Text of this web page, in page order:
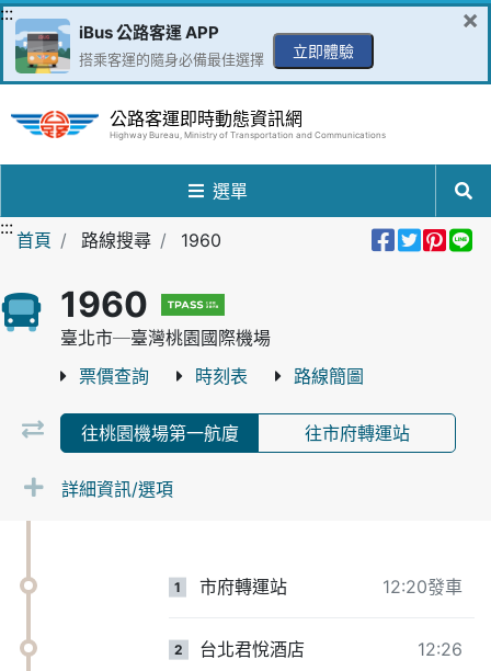
跳到主要內容區
:::
iBus 公路客運 APP
搭乘客運的隨身必備最佳選擇 立即體驗
×
公路客運即時動態資訊網
Highway Bureau, Ministry of Transportation and Communications
選單
:::
首頁 路線搜尋 1960 分享到
分享
分
1960
臺北市─臺灣桃園國際機場
票價查詢 時刻表 路線簡圖
往桃園機場第一航廈 往市府轉運站
詳細資訊/選項
1 市府轉運站 12:20發車
2 台北君悅酒店 12:26